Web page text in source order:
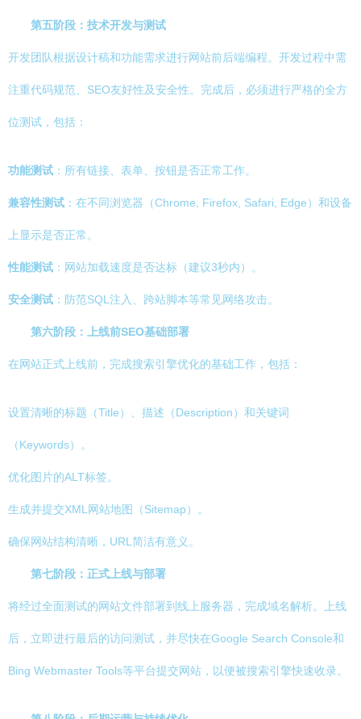
第五阶段：技术开发与测试
开发团队根据设计稿和功能需求进行网站前后端编程。开发过程中需
注重代码规范、SEO友好性及安全性。完成后，必须进行严格的全方
位测试，包括：
功能测试 ：所有链接、表单、按钮是否正常工作。
兼容性测试 ：在不同浏览器（Chrome, Firefox, Safari, Edge）和设备
上显示是否正常。
性能测试 ：网站加载速度是否达标（建议3秒内）。
安全测试 ：防范SQL注入、跨站脚本等常见网络攻击。
第六阶段：上线前SEO基础部署
在网站正式上线前，完成搜索引擎优化的基础工作，包括：
设置清晰的标题（Title）、描述（Description）和关键词
（Keywords）。
优化图片的ALT标签。
生成并提交XML网站地图（Sitemap）。
确保网站结构清晰，URL简洁有意义。
第七阶段：正式上线与部署
将经过全面测试的网站文件部署到线上服务器，完成域名解析。上线
后，立即进行最后的访问测试，并尽快在Google Search Console和
Bing Webmaster Tools等平台提交网站，以便被搜索引擎快速收录。